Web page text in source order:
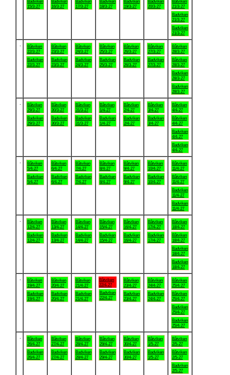
Badviken
15/3-27
Badviken
16/3-27
Badviken
17/3-27
Badviken
18/3-27
Badviken
19/3-27
Badviken
20/3-27
Båtviken
21/3-27
Badviken
21/3-27
Badviken
21/3-27
Båtviken
22/3-27
Badviken
22/3-27
Båtviken
23/3-27
Badviken
23/3-27
Båtviken
24/3-27
Badviken
24/3-27
Båtviken
25/3-27
Badviken
25/3-27
Båtviken
26/3-27
Badviken
26/3-27
Båtviken
27/3-27
Badviken
27/3-27
Båtviken
28/3-27
Båtviken
28/3-27
Badviken
28/3-27
Badviken
28/3-27
Båtviken
29/3-27
Badviken
29/3-27
Båtviken
30/3-27
Badviken
30/3-27
Båtviken
31/3-27
Badviken
31/3-27
Båtviken
1/4-27
Badviken
1/4-27
Båtviken
2/4-27
Badviken
2/4-27
Båtviken
3/4-27
Badviken
3/4-27
Båtviken
4/4-27
Båtviken
4/4-27
Badviken
4/4-27
Badviken
4/4-27
Båtviken
5/4-27
Badviken
5/4-27
Båtviken
6/4-27
Badviken
6/4-27
Båtviken
7/4-27
Badviken
7/4-27
Båtviken
8/4-27
Badviken
8/4-27
Båtviken
9/4-27
Badviken
9/4-27
Båtviken
10/4-27
Badviken
10/4-27
Båtviken
11/4-27
Båtviken
11/4-27
Badviken
11/4-27
Badviken
11/4-27
Båtviken
12/4-27
Badviken
12/4-27
Båtviken
13/4-27
Badviken
13/4-27
Båtviken
14/4-27
Badviken
14/4-27
Båtviken
15/4-27
Badviken
15/4-27
Båtviken
16/4-27
Badviken
16/4-27
Båtviken
17/4-27
Badviken
17/4-27
Båtviken
18/4-27
Båtviken
18/4-27
Badviken
18/4-27
Badviken
18/4-27
Båtviken
19/4-27
Badviken
19/4-27
Båtviken
20/4-27
Badviken
20/4-27
Båtviken
21/4-27
Badviken
21/4-27
Båtviken
22/4-27
Badviken
22/4-27
Båtviken
23/4-27
Badviken
23/4-27
Båtviken
24/4-27
Badviken
24/4-27
Båtviken
25/4-27
Båtviken
25/4-27
Badviken
25/4-27
Badviken
25/4-27
Båtviken
26/4-27
Badviken
26/4-27
Båtviken
27/4-27
Badviken
27/4-27
Båtviken
28/4-27
Badviken
28/4-27
Båtviken
29/4-27
Badviken
29/4-27
Båtviken
30/4-27
Badviken
30/4-27
Båtviken
1/5-27
Badviken
1/5-27
Båtviken
2/5-27
Båtviken
2/5-27
Badviken
2/5-27